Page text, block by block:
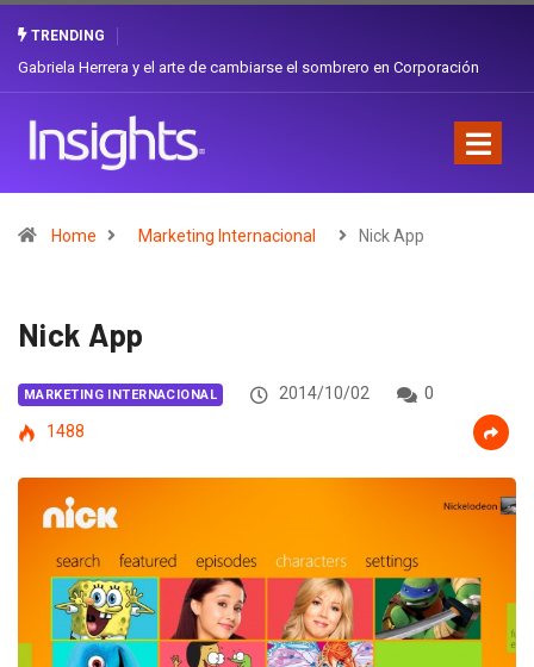
TRENDING
Gabriela Herrera y el arte de cambiarse el sombrero en Corporación
Home Marketing Internacional Nick App
Nick App
MARKETING INTERNACIONAL 2014/10/02
0
1488